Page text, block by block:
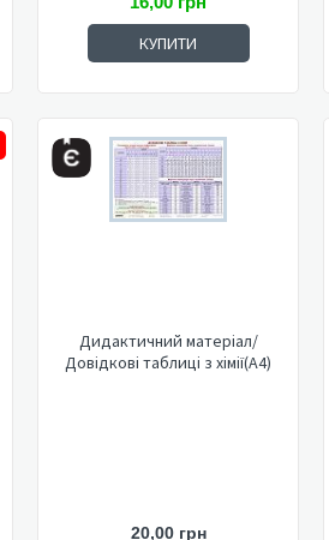
КУПИТИ
Дидактичний матеріал/
Довідкові таблиці з хімії(А4)
20,00 грн